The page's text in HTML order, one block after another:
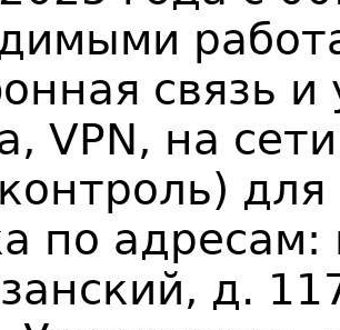
связь
VPN, на
по адресам:
д.